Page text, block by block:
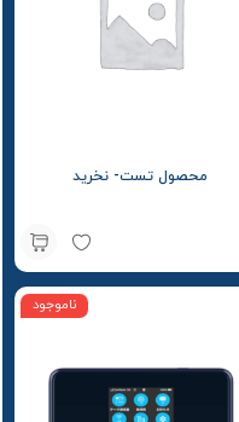
محصول تست- نخرید
ناموجود